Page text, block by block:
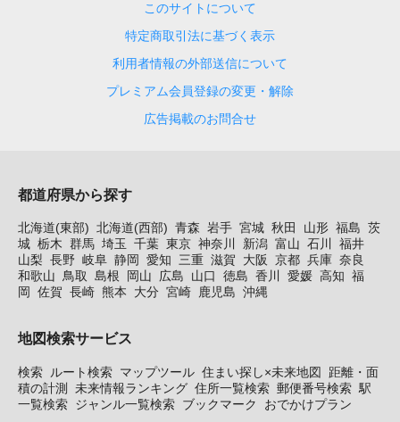
このサイトについて
特定商取引法に基づく表示
利用者情報の外部送信について
プレミアム会員登録の変更・解除
広告掲載のお問合せ
都道府県から探す
北海道(東部) 北海道(西部) 青森 岩手 宮城 秋田 山形 福島 茨
城 栃木 群馬 埼玉 千葉 東京 神奈川 新潟 富山 石川
福井
山梨 長野 岐阜 静岡 愛知 三重 滋賀 大阪 京都 兵庫 奈良
和歌山
鳥取 島根 岡山 広島 山口 徳島 香川 愛媛 高知 福
岡
佐賀 長崎 熊本 大分 宮崎 鹿児島 沖縄
地図検索サービス
検索 ルート検索 マップツール 住まい探し×未来地図
距離・面
積の計測
未来情報ランキング 住所一覧検索 郵便番号検索 駅
一覧検索 ジャンル一覧検索 ブックマーク おでかけプラン